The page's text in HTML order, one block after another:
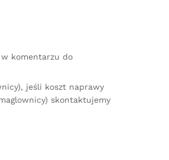
komentarzu do
jeśli koszt naprawy
skontaktujemy